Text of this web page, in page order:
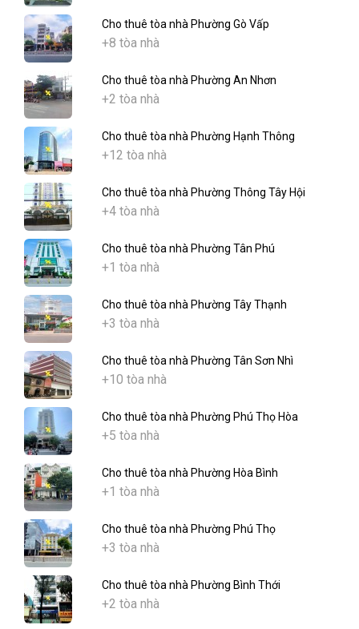
Cho thuê tòa nhà Phường Gò Vấp
+8 tòa nhà
Cho thuê tòa nhà Phường An Nhơn
+2 tòa nhà
Cho thuê tòa nhà Phường Hạnh Thông
+12 tòa nhà
Cho thuê tòa nhà Phường Thông Tây Hội
+4 tòa nhà
Cho thuê tòa nhà Phường Tân Phú
+1 tòa nhà
Cho thuê tòa nhà Phường Tây Thạnh
+3 tòa nhà
Cho thuê tòa nhà Phường Tân Sơn Nhì
+10 tòa nhà
Cho thuê tòa nhà Phường Phú Thọ Hòa
+5 tòa nhà
Cho thuê tòa nhà Phường Hòa Bình
+1 tòa nhà
Cho thuê tòa nhà Phường Phú Thọ
+3 tòa nhà
Cho thuê tòa nhà Phường Bình Thới
+2 tòa nhà